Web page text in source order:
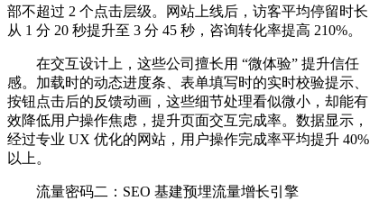
部不超过 2 个点击层级。网站上线后，访客平均停留时长
从 1 分 20 秒提升至 3 分 45 秒，咨询转化率提高 210%。
在交互设计上，这些公司擅长用 “微体验” 提升信任
感。加载时的动态进度条、表单填写时的实时校验提示、
按钮点击后的反馈动画，这些细节处理看似微小，却能有
效降低用户操作焦虑，提升页面交互完成率。数据显示，
经过专业 UX 优化的网站，用户操作完成率平均提升 40%
以上。
流量密码二：SEO 基建预埋流量增长引擎